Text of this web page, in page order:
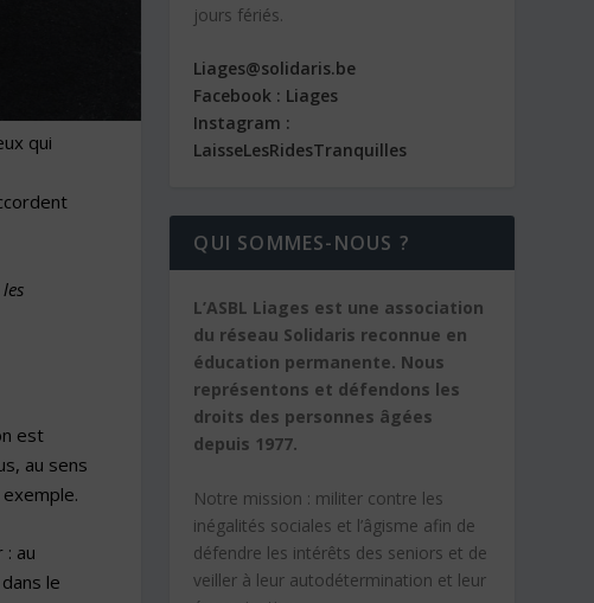
qui
est
au sens
au
le
jours fériés.
Liages@solidaris.be
Facebook : Liages
Instagram :
LaisseLesRidesTranquilles
QUI SOMMES-NOUS ?
L’ASBL Liages est une association
du réseau Solidaris reconnue en
éducation permanente. Nous
représentons et défendons les
droits des personnes âgées
depuis 1977.
Notre mission : militer contre les
inégalités sociales et l’âgisme afin de
défendre les intérêts des seniors et de
veiller à leur autodétermination et leur